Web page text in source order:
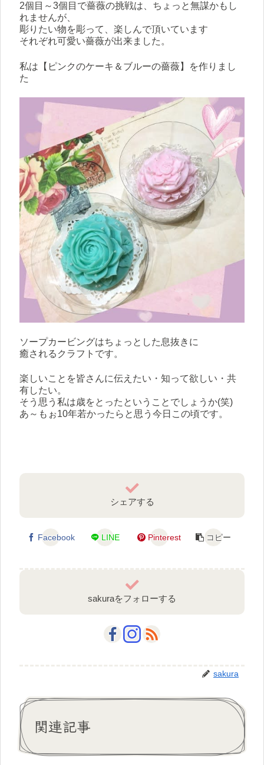
2個目～3個目で薔薇の挑戦は、ちょっと無謀かもし
れませんが、
彫りたい物を彫って、楽しんで頂いています
それぞれ可愛い薔薇が出来ました。
私は【ピンクのケーキ＆ブルーの薔薇】を作りまし
た
ソープカービングはちょっとした息抜きに
癒されるクラフトです。
楽しいことを皆さんに伝えたい・知って欲しい・共
有したい。
そう思う私は歳をとったということでしょうか(笑)
あ～もぉ10年若かったらと思う今日この頃です。
シェアする
Facebook LINE Pinterest コピー
sakuraをフォローする
sakura
関連記事